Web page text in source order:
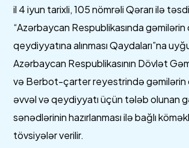
il 4 iyun tarixli, 105 nömrəli Qərarı ilə
“Azərbaycan Respublikasında
qeydiyyatına alınması Qaydaları”na
Azərbaycan Respublikasının Dövlət
və Berbot-çarter reyestrində
əvvəl və qeydiyyatı üçün tələb olunan
sənədlərinin hazırlanması ilə bağlı
tövsiyələr verilir.